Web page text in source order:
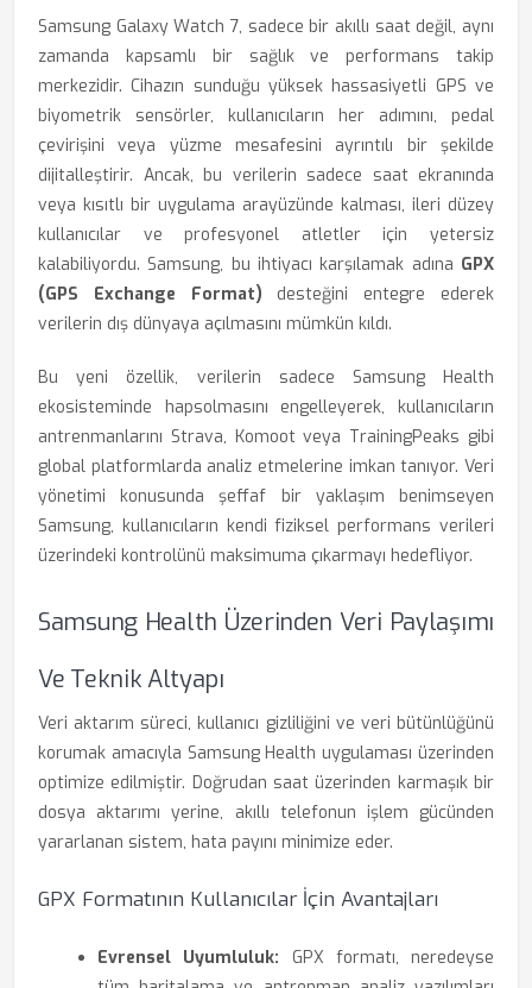
Samsung Galaxy Watch 7, sadece bir akıllı saat değil, aynı
zamanda kapsamlı bir sağlık ve performans takip
merkezidir. Cihazın sunduğu yüksek hassasiyetli GPS ve
biyometrik sensörler, kullanıcıların her adımını, pedal
çevirişini veya yüzme mesafesini ayrıntılı bir şekilde
dijitalleştirir. Ancak, bu verilerin sadece saat ekranında
veya kısıtlı bir uygulama arayüzünde kalması, ileri düzey
kullanıcılar ve profesyonel atletler için yetersiz
kalabiliyordu. Samsung, bu ihtiyacı karşılamak adına GPX
(GPS Exchange Format) desteğini entegre ederek
verilerin dış dünyaya açılmasını mümkün kıldı.
Bu yeni özellik, verilerin sadece Samsung Health
ekosisteminde hapsolmasını engelleyerek, kullanıcıların
antrenmanlarını Strava, Komoot veya TrainingPeaks gibi
global platformlarda analiz etmelerine imkan tanıyor. Veri
yönetimi konusunda şeffaf bir yaklaşım benimseyen
Samsung, kullanıcıların kendi fiziksel performans verileri
üzerindeki kontrolünü maksimuma çıkarmayı hedefliyor.
Samsung Health Üzerinden Veri Paylaşımı
Ve Teknik Altyapı
Veri aktarım süreci, kullanıcı gizliliğini ve veri bütünlüğünü
korumak amacıyla Samsung Health uygulaması üzerinden
optimize edilmiştir. Doğrudan saat üzerinden karmaşık bir
dosya aktarımı yerine, akıllı telefonun işlem gücünden
yararlanan sistem, hata payını minimize eder.
GPX Formatının Kullanıcılar İçin Avantajları
Evrensel Uyumluluk: GPX formatı, neredeyse